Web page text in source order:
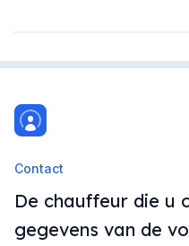
Contact
De chauffeur die u
gegevens van de